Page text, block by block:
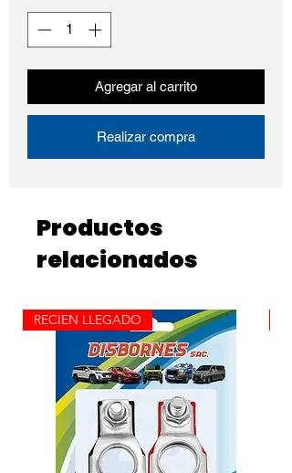
Agregar al carrito
Realizar compra
Productos
relacionados
RECIEN LLEGADO